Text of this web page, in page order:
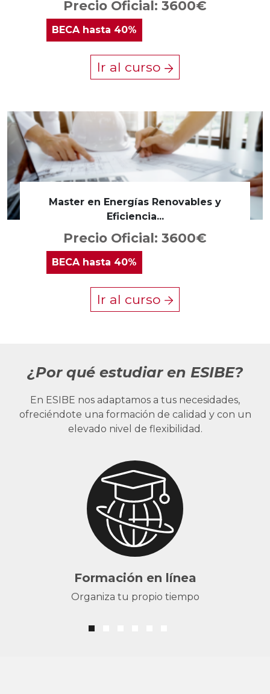
Precio Oficial: 3600€
BECAhasta 40%
Ir al curso
Master en Energías Renovables y
Eficiencia...
Precio Oficial: 3600€
BECA hasta 40%
Ir al curso
¿Por qué estudiar en ESIBE?
En ESIBE nos adaptamos a tus necesidades,
ofreciéndote una formación de calidad y con un
elevado nivel de flexibilidad.
Formación en línea
Organiza tu propio tiempo